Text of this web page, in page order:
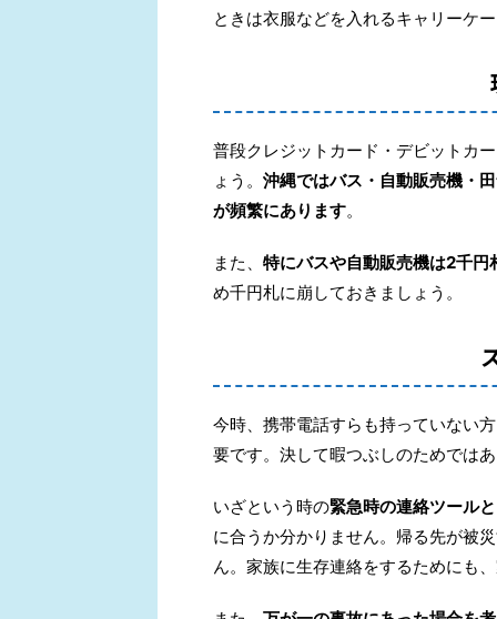
ときは衣服などを入れるキャリーケ
普段クレジットカード・デビットカ
ょう。 沖縄ではバス・自動販売機・
が頻繁にあります。
また、 特にバスや自動販売機は2千
め千円札に崩しておきましょう。
今時、携帯電話すらも持っていない
要です。決して暇つぶしのためでは
いざという時の緊急時の連絡ツール
に合うか分かりません。帰る先が被
ん。家族に生存連絡をするためにも